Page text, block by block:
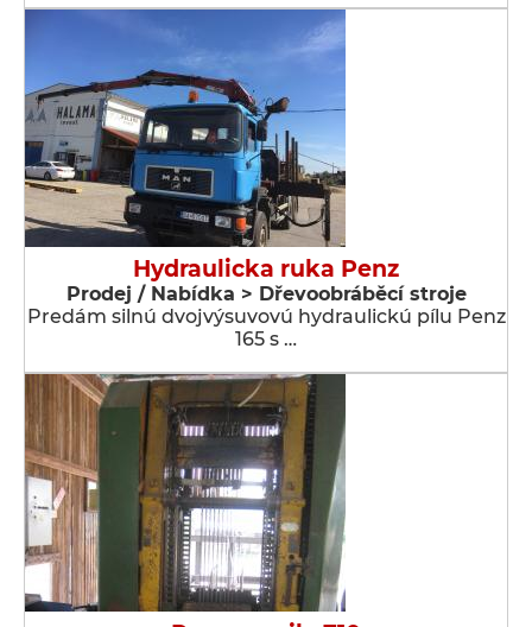
Hydraulicka ruka Penz
Prodej / Nabídka > Dřevoobráběcí stroje
Predám silnú dvojvýsuvovú hydraulickú pílu Penz
165 s …